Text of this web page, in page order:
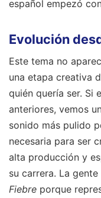
español empezó
Evolución
Este tema no
una etapa creativa
quién quería ser. Si
anteriores, vemos
sonido más pulido
necesaria para ser
alta producción y
su carrera. La
Fiebre porque